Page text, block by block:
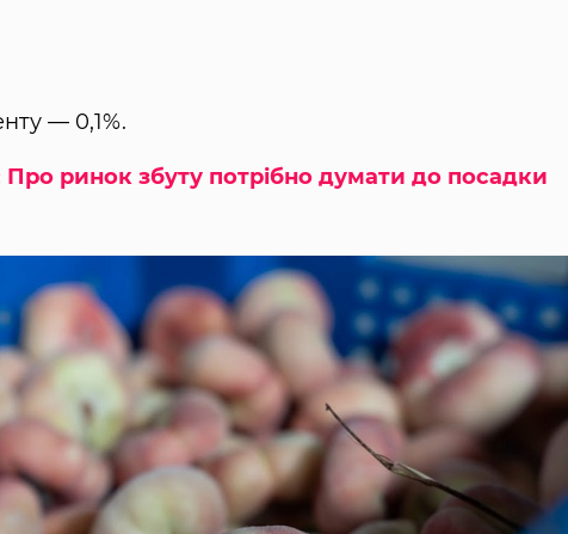
— 0,1%.
ринок збуту потрібно думати до посадки